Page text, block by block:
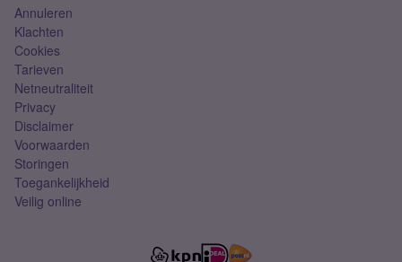
Annuleren
Klachten
Cookies
Tarieven
Netneutraliteit
Privacy
Disclaimer
Voorwaarden
Storingen
Toegankelijkheid
Veilig online